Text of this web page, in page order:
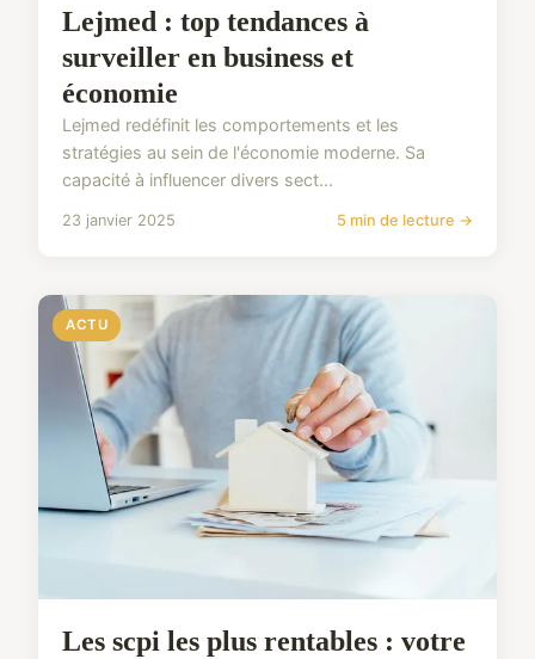
Lejmed : top tendances à
surveiller en business et
économie
Lejmed redéfinit les comportements et les
stratégies au sein de l'économie moderne. Sa
capacité à influencer divers sect...
23 janvier 2025 5 min de lecture →
ACTU
Les scpi les plus rentables : votre